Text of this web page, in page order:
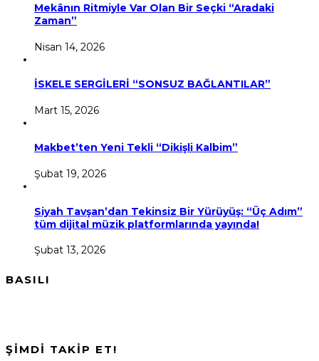
Mekânın Ritmiyle Var Olan Bir Seçki “Aradaki
Zaman”
Nisan 14, 2026
İSKELE SERGİLERİ “SONSUZ BAĞLANTILAR”
Mart 15, 2026
Makbet’ten Yeni Tekli “Dikişli Kalbim”
Şubat 19, 2026
Siyah Tavşan’dan Tekinsiz Bir Yürüyüş: “Üç Adım”
tüm dijital müzik platformlarında yayında!
Şubat 13, 2026
BASILI
ŞİMDİ TAKİP ET!